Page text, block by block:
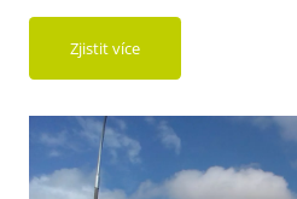
Zjistit více